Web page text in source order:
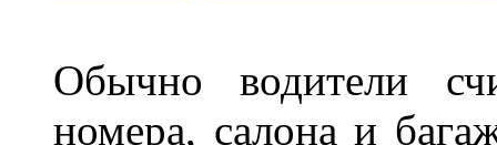
Обычно водители
номера, салона и